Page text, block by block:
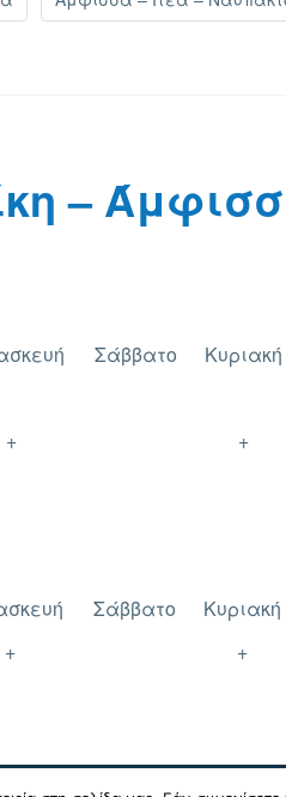
–
Σάββατο
Κυριακή
+ +
Σάββατο
Κυριακή
+ +